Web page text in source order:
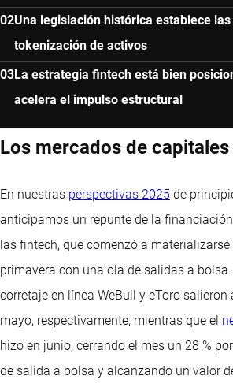
Una legislación histórica establece
tokenización de activos
La estrategia fintech está bien
acelera el impulso estructural
Los mercados de
En nuestras perspectivas 2025 de
anticipamos un repunte de la
las fintech, que comenzó a
primavera con una ola de salidas a
corretaje en línea WeBull y eToro
mayo, respectivamente, mientras que el
hizo en junio, cerrando el mes un 28 %
de salida a bolsa y alcanzando un valor